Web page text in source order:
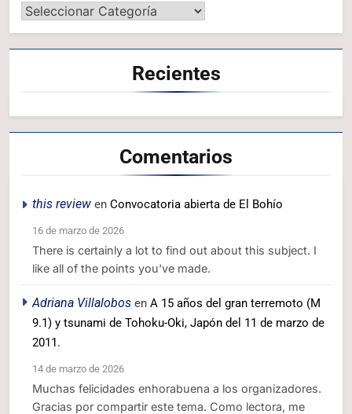
Recientes
Comentarios
this review en Convocatoria abierta de El Bohío
16 de marzo de 2026
There is certainly a lot to find out about this subject. I
like all of the points you've made.
Adriana Villalobos en A 15 años del gran terremoto (M
9.1) y tsunami de Tohoku-Oki, Japón del 11 de marzo de
2011.
14 de marzo de 2026
Muchas felicidades enhorabuena a los organizadores.
Gracias por compartir este tema. Como lectora, me